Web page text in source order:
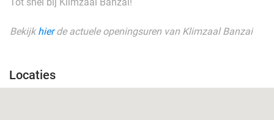
Bekijkhierde actuele openingsuren van Klimzaal Banzai
Locaties